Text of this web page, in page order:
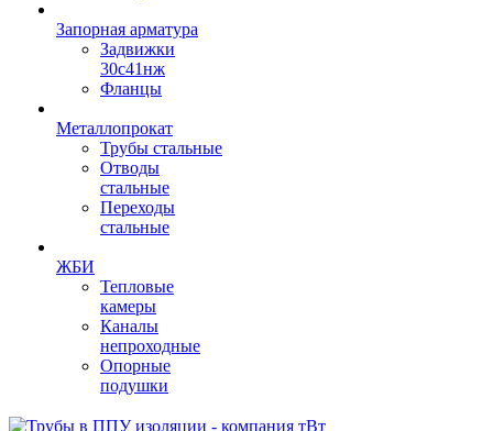
Запорная арматура
Задвижки
30с41нж
Фланцы
Металлопрокат
Трубы стальные
Отводы
стальные
Переходы
стальные
ЖБИ
Тепловые
камеры
Каналы
непроходные
Опорные
подушки